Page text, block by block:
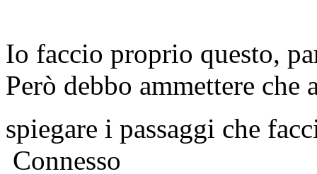
Io faccio proprio questo,
Però debbo ammettere che
spiegare i passaggi che
Connesso